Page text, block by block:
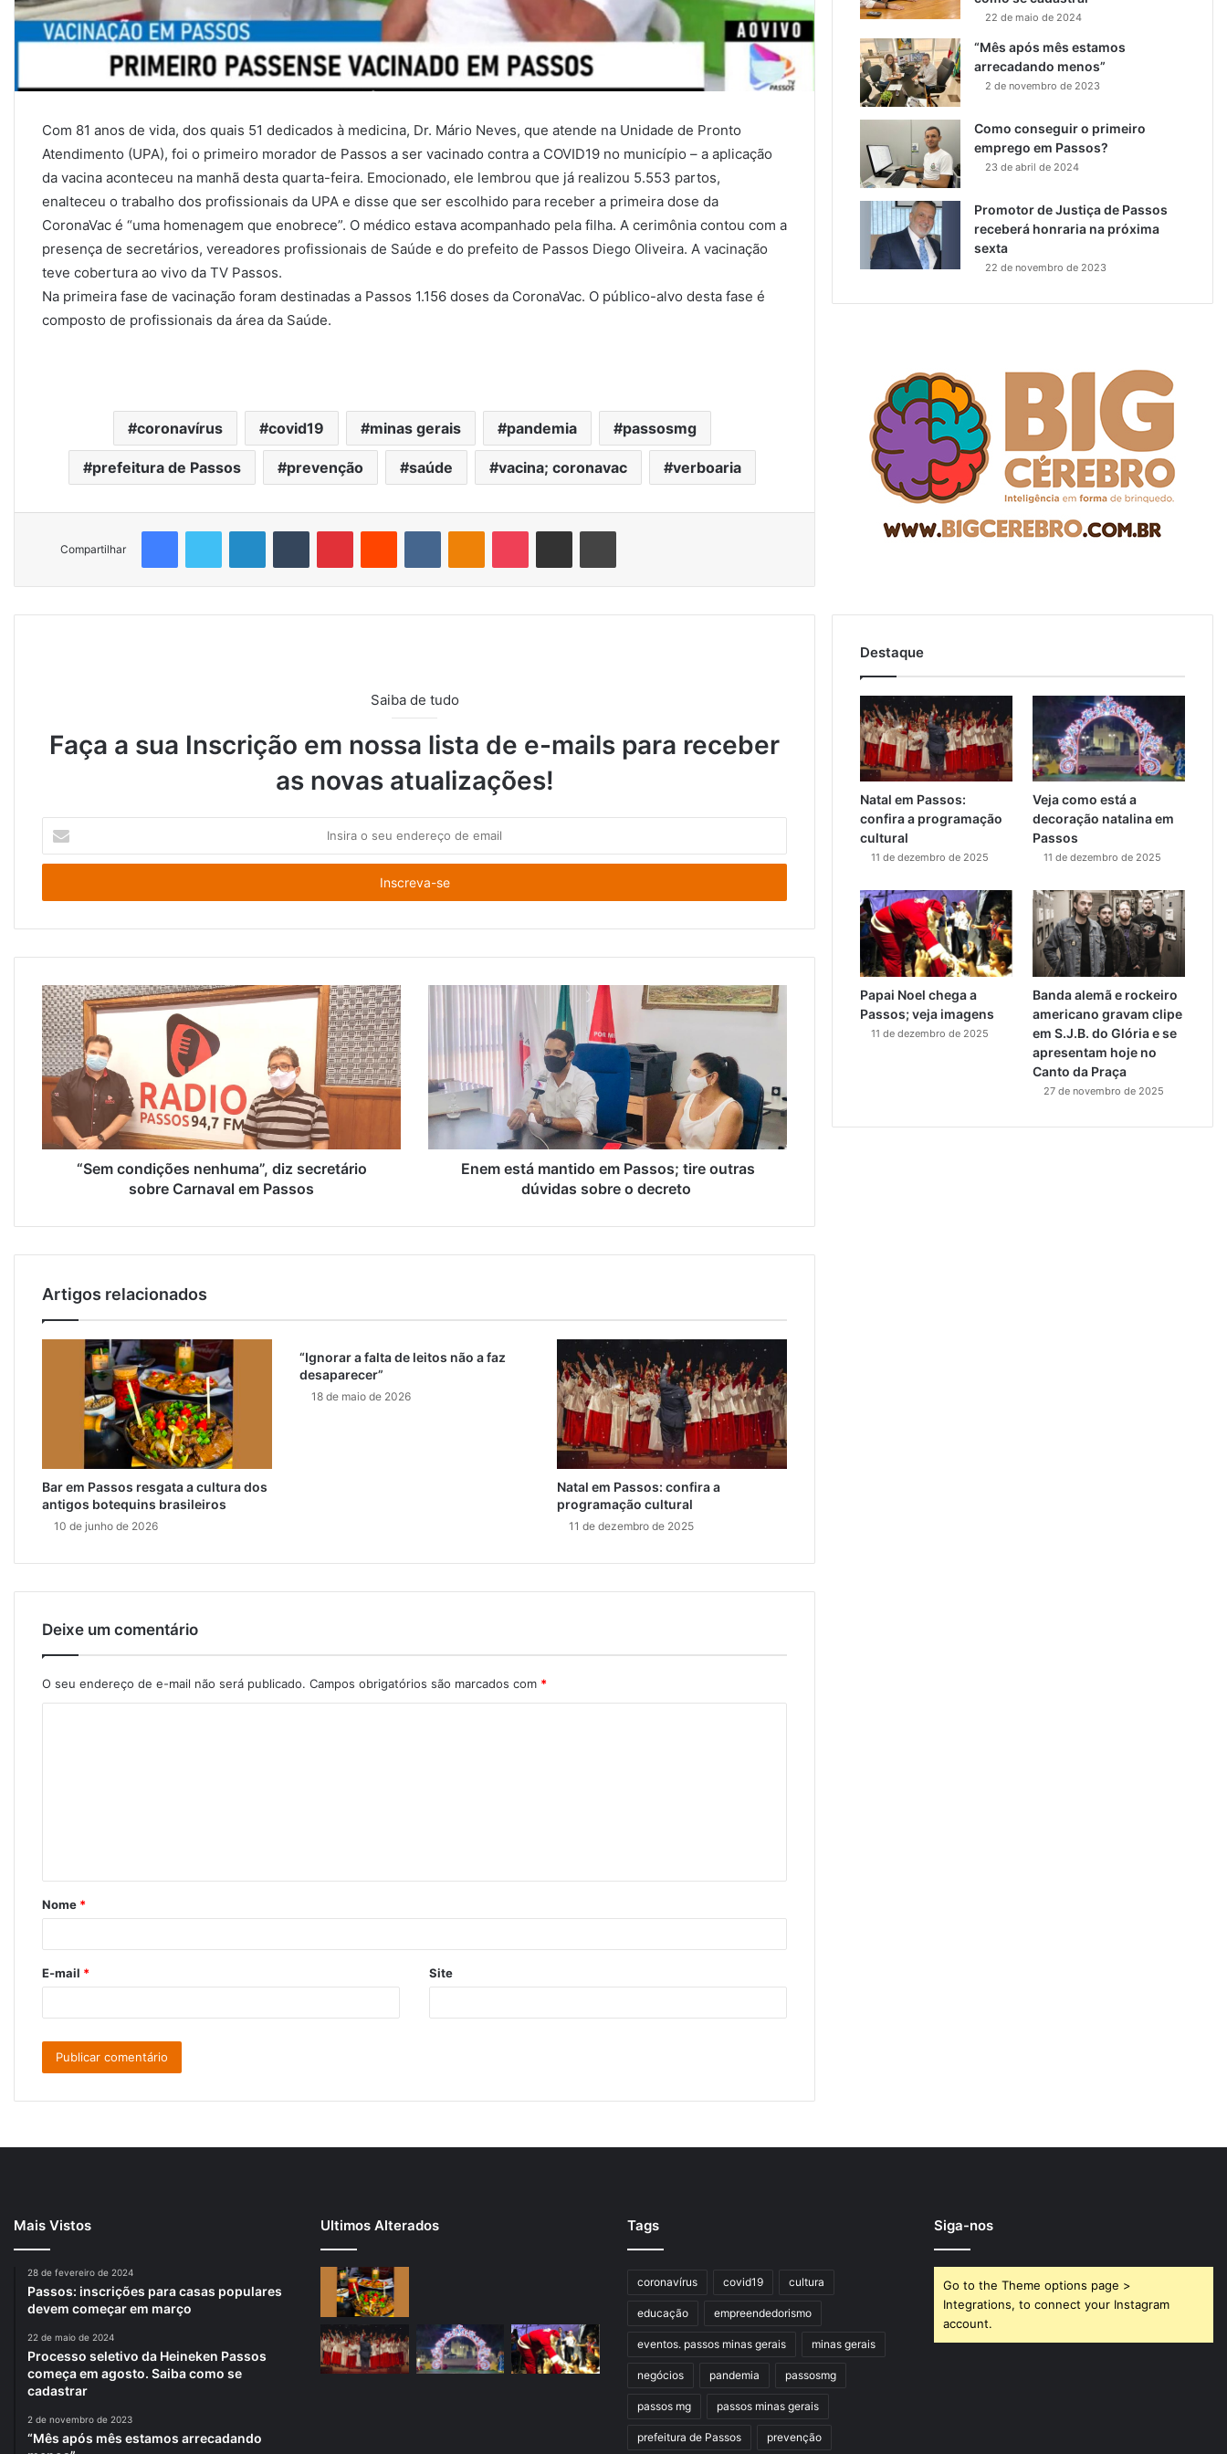
Com 81 anos de vida, dos quais 51 dedicados à medicina, Dr. Mário Neves, que atende na Unidade de Pronto
Atendimento (UPA), foi o primeiro morador de Passos a ser vacinado contra a COVID19 no município – a aplicação
da vacina aconteceu na manhã desta quarta-feira. Emocionado, ele lembrou que já realizou 5.553 partos,
enalteceu o trabalho dos profissionais da UPA e disse que ser escolhido para receber a primeira dose da
CoronaVac é “uma homenagem que enobrece”. O médico estava acompanhado pela filha. A cerimônia contou com a
presença de secretários, vereadores profissionais de Saúde e do prefeito de Passos Diego Oliveira. A vacinação
teve cobertura ao vivo da TV Passos.
Na primeira fase de vacinação foram destinadas a Passos 1.156 doses da CoronaVac. O público-alvo desta fase é
composto de profissionais da área da Saúde.
coronavírus covid19 minas gerais pandemia passosmg
prefeitura de Passos prevenção saúde vacina; coronavac verboaria
Compartilhar
Saiba de tudo
Faça a sua Inscrição em nossa lista de e-mails para receber
as novas atualizações!
s
r
s
u
e
n
d
e
o
m
“Sem condições nenhuma”, diz secretário
sobre Carnaval em Passos
Enem está mantido em Passos; tire outras
dúvidas sobre o decreto
Artigos relacionados
Bar em Passos resgata a cultura dos
antigos botequins brasileiros
10 de junho de 2026
“Ignorar a falta de leitos não a faz
desaparecer”
18 de maio de 2026
Natal em Passos: confira a
programação cultural
11 de dezembro de 2025
Deixe um comentário
O seu endereço de e-mail não será publicado. Campos obrigatórios são marcados com *
á
r
*
Nome *
E-mail * Site
22 de maio de 2024
“Mês após mês estamos
arrecadando menos”
2 de novembro de 2023
Como conseguir o primeiro
emprego em Passos?
23 de abril de 2024
Promotor de Justiça de Passos
receberá honraria na próxima
sexta
22 de novembro de 2023
Destaque
Natal em Passos:
confira a programação
cultural
11 de dezembro de 2025
Veja como está a
decoração natalina em
Passos
11 de dezembro de 2025
Papai Noel chega a
Passos; veja imagens
11 de dezembro de 2025
Banda alemã e rockeiro
americano gravam clipe
em S.J.B. do Glória e se
apresentam hoje no
Canto da Praça
27 de novembro de 2025
Mais Vistos
28 de fevereiro de 2024
Passos: inscrições para casas populares
devem começar em março
22 de maio de 2024
Processo seletivo da Heineken Passos
começa em agosto. Saiba como se
cadastrar
2 de novembro de 2023
“Mês após mês estamos arrecadando
Ultimos Alterados Tags
coronavírus covid19 cultura
educação empreendedorismo
eventos. passos minas gerais minas gerais
negócios pandemia passosmg
passos mg passos minas gerais
prefeitura de Passos prevenção
Siga-nos
Go to the Theme options page >
Integrations, to connect your Instagram
account.